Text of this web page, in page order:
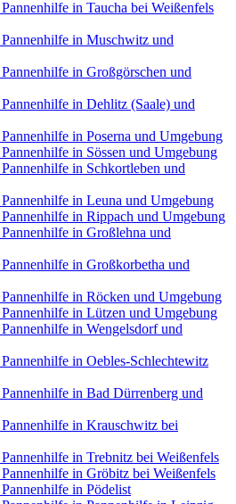
in Taucha bei Weißenfels
in Muschwitz und
in Großgörschen und
in Dehlitz (Saale) und
in Poserna und Umgebung
in Sössen und Umgebung
in Schkortleben und
in Leuna und Umgebung
in Rippach und Umgebung
in Großlehna und
in Großkorbetha und
in Röcken und Umgebung
in Lützen und Umgebung
in Wengelsdorf und
in Oebles-Schlechtewitz
in Bad Dürrenberg und
in Krauschwitz bei
in Trebnitz bei Weißenfels
in Gröbitz bei Weißenfels
in Pödelist